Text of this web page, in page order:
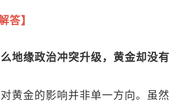
答】
地缘政治冲突升级，黄金却没
黄金的影响并非单一方向。虽